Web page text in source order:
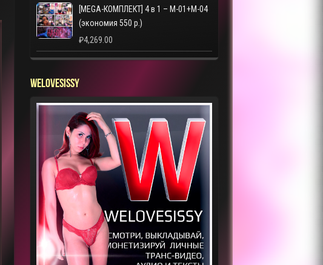
[MEGA-КОМПЛЕКТ] 4 в 1 – M-01+M-04
(экономия 550 р.)
₽4,269.00
WELOVESISSY